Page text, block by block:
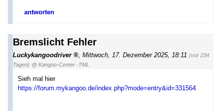
antworten
Bremslicht Fehler
Luckykangoodriver , Mittwoch, 17. Dezember 2025, 18:11 (vor 234
Tagen) @ Kangoo-Center -TML
Sieh mal hier
https://forum.mykangoo.de/index.php?mode=entry&id=331564